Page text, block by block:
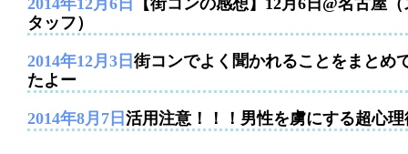
2014年12月6日
【街コンの感想】12月6日@名古屋（
タッフ）
2014年12月3日 街コンでよく聞かれることをまとめ
たよー
2014年8月7日 活用注意！！！男性を虜にする超心理